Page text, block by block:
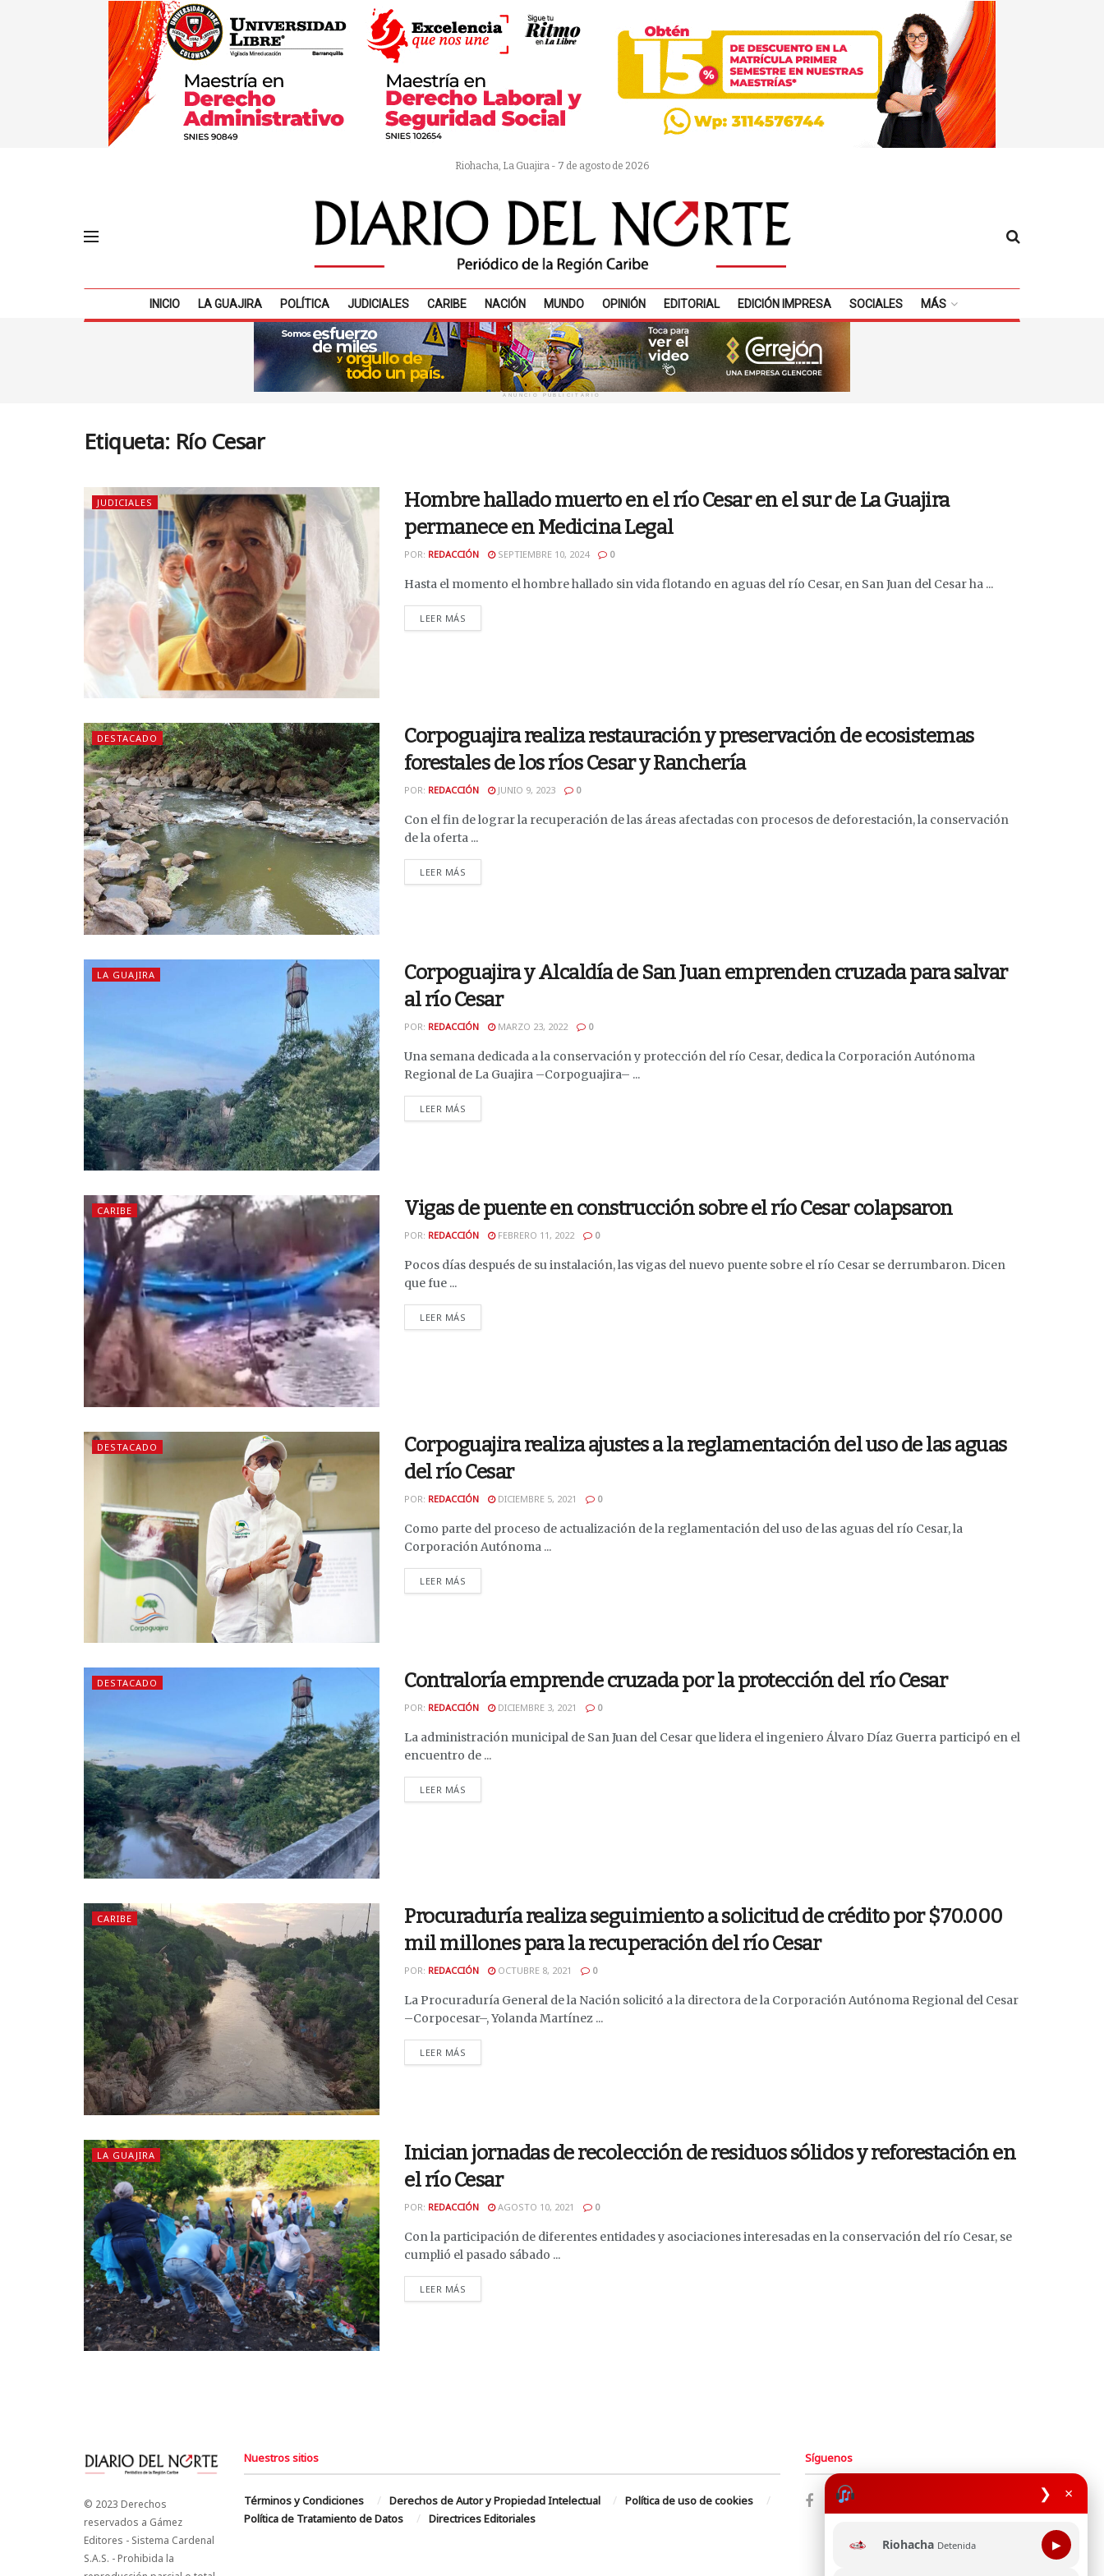
❯ ×
Riohacha Detenida ▶
Riohacha, La Guajira - 7 de agosto de 2026
INICIO LA GUAJIRA POLÍTICA JUDICIALES CARIBE NACIÓN MUNDO OPINIÓN EDITORIAL EDICIÓN IMPRESA SOCIALES MÁS
ANUNCIO PUBLICITARIO
Etiqueta: Río Cesar
JUDICIALES
Hombre hallado muerto en el río Cesar en el sur de La Guajira
permanece en Medicina Legal
POR: REDACCIÓN SEPTIEMBRE 10, 2024 0
Hasta el momento el hombre hallado sin vida flotando en aguas del río Cesar, en San Juan del Cesar ha ...
LEER MÁS
DESTACADO
Corpoguajira realiza restauración y preservación de ecosistemas
forestales de los ríos Cesar y Ranchería
POR: REDACCIÓN JUNIO 9, 2023 0
Con el fin de lograr la recuperación de las áreas afectadas con procesos de deforestación, la conservación
de la oferta ...
LEER MÁS
LA GUAJIRA
Corpoguajira y Alcaldía de San Juan emprenden cruzada para salvar
al río Cesar
POR: REDACCIÓN MARZO 23, 2022 0
Una semana dedicada a la conservación y protección del río Cesar, dedica la Corporación Autónoma
Regional de La Guajira –Corpoguajira– ...
LEER MÁS
CARIBE Vigas de puente en construcción sobre el río Cesar colapsaron
POR: REDACCIÓN FEBRERO 11, 2022 0
Pocos días después de su instalación, las vigas del nuevo puente sobre el río Cesar se derrumbaron. Dicen
que fue ...
LEER MÁS
DESTACADO
Corpoguajira realiza ajustes a la reglamentación del uso de las aguas
del río Cesar
POR: REDACCIÓN DICIEMBRE 5, 2021 0
Como parte del proceso de actualización de la reglamentación del uso de las aguas del río Cesar, la
Corporación Autónoma ...
LEER MÁS
DESTACADO Contraloría emprende cruzada por la protección del río Cesar
POR: REDACCIÓN DICIEMBRE 3, 2021 0
La administración municipal de San Juan del Cesar que lidera el ingeniero Álvaro Díaz Guerra participó en el
encuentro de ...
LEER MÁS
CARIBE
Procuraduría realiza seguimiento a solicitud de crédito por $70.000
mil millones para la recuperación del río Cesar
POR: REDACCIÓN OCTUBRE 8, 2021 0
La Procuraduría General de la Nación solicitó a la directora de la Corporación Autónoma Regional del Cesar
–Corpocesar–, Yolanda Martínez ...
LEER MÁS
LA GUAJIRA
Inician jornadas de recolección de residuos sólidos y reforestación en
el río Cesar
POR: REDACCIÓN AGOSTO 10, 2021 0
Con la participación de diferentes entidades y asociaciones interesadas en la conservación del río Cesar, se
cumplió el pasado sábado ...
LEER MÁS
© 2023 Derechos
reservados a Gámez
Editores - Sistema Cardenal
S.A.S. - Prohibida la
Nuestros sitios
Términos y Condiciones Derechos de Autor y Propiedad Intelectual
Política de uso de cookies
Política de Tratamiento de Datos
Directrices Editoriales
Síguenos